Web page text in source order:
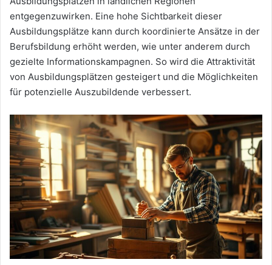
entgegenzuwirken. Eine hohe Sichtbarkeit dieser
Ausbildungsplätze kann durch koordinierte Ansätze in der
Berufsbildung erhöht werden, wie unter anderem durch
gezielte Informationskampagnen. So wird die Attraktivität
von Ausbildungsplätzen gesteigert und die Möglichkeiten
für potenzielle Auszubildende verbessert.